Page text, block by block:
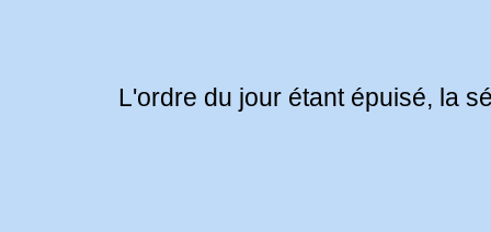
L'ordre du jour étant épuisé, la